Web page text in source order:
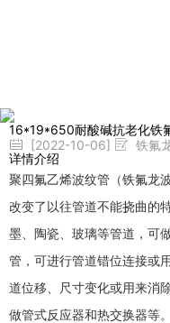
16*19*650耐酸碱抗老化铁
[2022-10-06]
铁氟
详情介绍
聚四氟乙烯波纹管（铁氟龙
改变了以往管道不能挠曲的
墨、陶瓷、玻璃等管道，可
管，可进行管道错位连接或
道位移、尺寸变化或用来消
做管式反应器和热交换器等。